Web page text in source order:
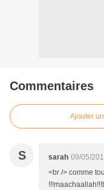
Commentaires
Ajouter
S sarah 09/05/
<br /> comme